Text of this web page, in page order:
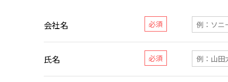
会社名
氏名